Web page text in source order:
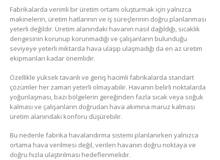
Fabrikalarda verimli bir üretim ortamı oluşturmak için yalnızca
makinelerin, üretim hatlarının ve iş süreçlerinin doğru planlanması
yeterli değildir. Üretim alanındaki havanın nasıl dağıldığı, sıcaklık
dengesinin korunup korunmadığı ve çalışanların bulunduğu
seviyeye yeterli miktarda hava ulaşıp ulaşmadığı da en az üretim
ekipmanları kadar önemlidir.
Özellikle yüksek tavanlı ve geniş hacimli fabrikalarda standart
çözümler her zaman yeterli olmayabilir. Havanın belirli noktalarda
yoğunlaşması, bazı bölgelerin gereğinden fazla sıcak veya soğuk
kalması ve çalışanların doğrudan hava akımına maruz kalması
üretim alanındaki konforu düşürebilir.
Bu nedenle fabrika havalandırma sistemi planlanırken yalnızca
ortama hava verilmesi değil, verilen havanın doğru noktaya ve
doğru hızla ulaştırılması hedeflenmelidir.